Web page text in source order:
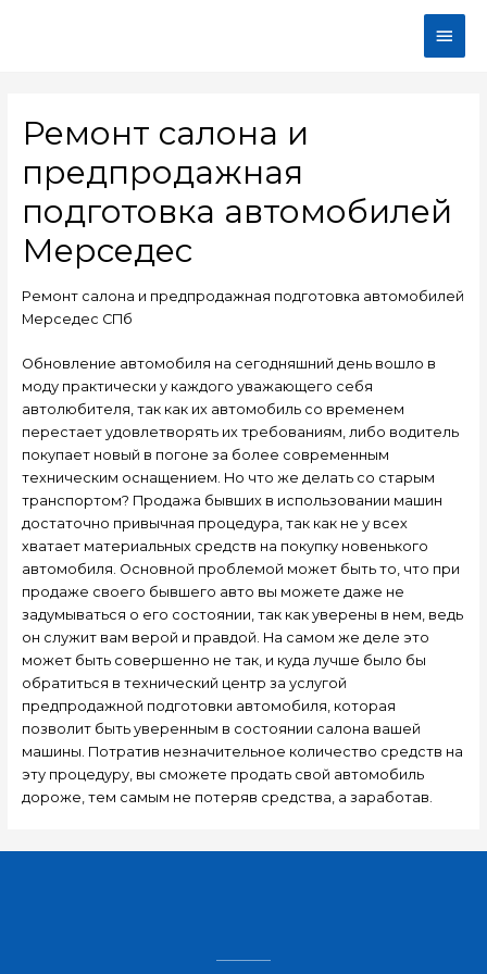
Ремонт салона и
предпродажная
подготовка автомобилей
Мерседес
Ремонт салона и предпродажная подготовка автомобилей
Мерседес СПб
Обновление автомобиля на сегодняшний день вошло в
моду практически у каждого уважающего себя
автолюбителя, так как их автомобиль со временем
перестает удовлетворять их требованиям, либо водитель
покупает новый в погоне за более современным
техническим оснащением. Но что же делать со старым
транспортом? Продажа бывших в использовании машин
достаточно привычная процедура, так как не у всех
хватает материальных средств на покупку новенького
автомобиля. Основной проблемой может быть то, что при
продаже своего бывшего авто вы можете даже не
задумываться о его состоянии, так как уверены в нем, ведь
он служит вам верой и правдой. На самом же деле это
может быть совершенно не так, и куда лучше было бы
обратиться в технический центр за услугой
предпродажной подготовки автомобиля, которая
позволит быть уверенным в состоянии салона вашей
машины. Потратив незначительное количество средств на
эту процедуру, вы сможете продать свой автомобиль
дороже, тем самым не потеряв средства, а заработав.